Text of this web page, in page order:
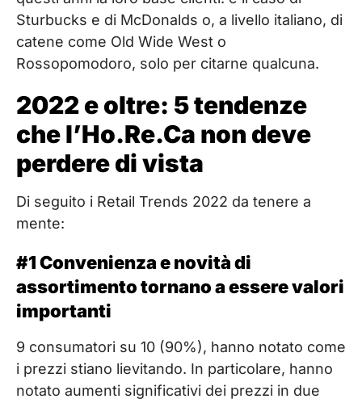
Sturbucks e di McDonalds o, a livello italiano, di
catene come Old Wide West o
Rossopomodoro, solo per citarne qualcuna.
2022 e oltre: 5 tendenze
che l’Ho.Re.Ca non deve
perdere di vista
Di seguito i Retail Trends 2022 da tenere a
mente:
#1 Convenienza e novità di
assortimento tornano a essere valori
importanti
9 consumatori su 10 (90%), hanno notato come
i prezzi stiano lievitando. In particolare, hanno
notato aumenti significativi dei prezzi in due